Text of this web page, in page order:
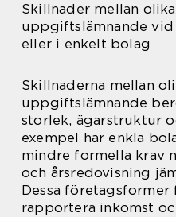
Skillnader mellan
uppgiftslämnande vid
eller i enkelt bolag
Skillnaderna mellan
uppgiftslämnande
storlek, ägarstruktur
exempel har enkla
mindre formella krav
och årsredovisning
Dessa
rapportera inkomst